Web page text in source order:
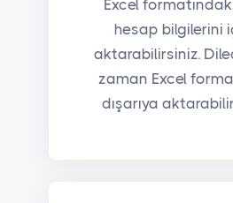
Excel
hesap bilgilerini
aktarabilirsiniz.
zaman Excel
dışarıya